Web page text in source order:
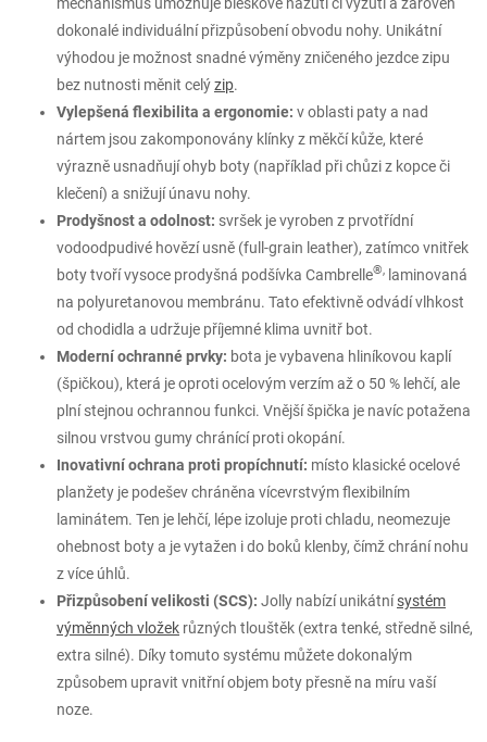
dokonalé individuální přizpůsobení obvodu nohy. Unikátní
výhodou je možnost snadné výměny zničeného jezdce zipu
bez nutnosti měnit celýzip.
Vylepšená flexibilita a ergonomie: v oblasti paty a nad
nártem jsou zakomponovány klínky z měkčí kůže, které
výrazně usnadňují ohyb boty (například při chůzi z kopce či
klečení) a snižují únavu nohy.
Prodyšnost a odolnost: svršek je vyroben z prvotřídní
vodoodpudivé hovězí usně (full-grain leather), zatímco vnitřek
boty tvoří vysoce prodyšná podšívka Cambrelle®, laminovaná
na polyuretanovou membránu. Tato efektivně odvádí vlhkost
od chodidla a udržuje příjemné klima uvnitř bot.
Moderní ochranné prvky: bota je vybavena hliníkovou kaplí
(špičkou), která je oproti ocelovým verzím až o 50 % lehčí, ale
plní stejnou ochrannou funkci. Vnější špička je navíc potažena
silnou vrstvou gumy chránící proti okopání.
Inovativní ochrana proti propíchnutí: místo klasické ocelové
planžety je podešev chráněna vícevrstvým flexibilním
laminátem. Ten je lehčí, lépe izoluje proti chladu, neomezuje
ohebnost boty a je vytažen i do boků klenby, čímž chrání nohu
z více úhlů.
Přizpůsobení velikosti (SCS): Jolly nabízí unikátnísystém
výměnných vložek různých tlouštěk (extra tenké, středně silné,
extra silné). Díky tomuto systému můžete dokonalým
způsobem upravit vnitřní objem boty přesně na míru vaší
noze.